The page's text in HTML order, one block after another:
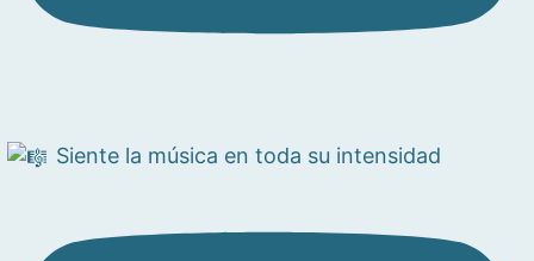
Siente la música en toda su intensidad